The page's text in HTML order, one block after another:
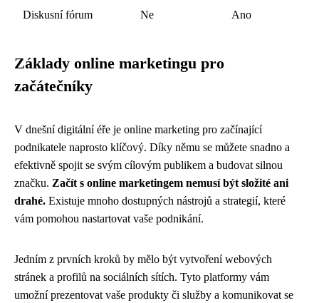
Diskusní fórum Ne Ano
Základy online marketingu pro
začátečníky
V dnešní digitální éře je online marketing pro začínající
podnikatele naprosto klíčový. Díky němu se můžete snadno a
efektivně spojit se svým cílovým publikem a budovat silnou
značku. Začít s online marketingem nemusí být složité ani
drahé. Existuje mnoho dostupných nástrojů a strategií, které
vám pomohou nastartovat vaše podnikání.
Jedním z prvních kroků by mělo být vytvoření webových
stránek a profilů na sociálních sítích. Tyto platformy vám
umožní prezentovat vaše produkty či služby a komunikovat se